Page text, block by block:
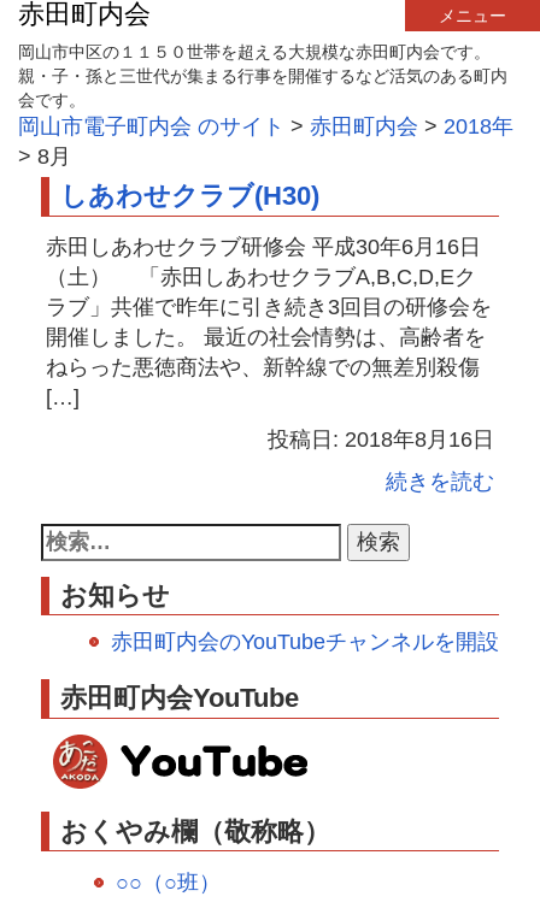
赤田町内会
メニュー
岡山市中区の１１５０世帯を超える大規模な赤田町内会です。
親・子・孫と三世代が集まる行事を開催するなど活気のある町内
会です。
岡山市電子町内会 のサイト > 赤田町内会 > 2018年
> 8月
しあわせクラブ(H30)
赤田しあわせクラブ研修会 平成30年6月16日
（土） 「赤田しあわせクラブA,B,C,D,Eク
ラブ」共催で昨年に引き続き3回目の研修会を
開催しました。 最近の社会情勢は、高齢者を
ねらった悪徳商法や、新幹線での無差別殺傷
[…]
投稿日: 2018年8月16日
続きを読む
お知らせ
赤田町内会のYouTubeチャンネルを開設
赤田町内会YouTube
おくやみ欄（敬称略）
○○（○班）